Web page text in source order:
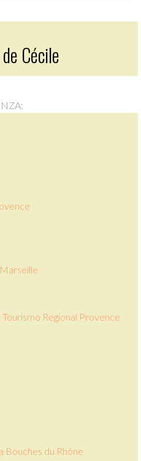
Cécile
Regional Provence
Bouches du Rhône